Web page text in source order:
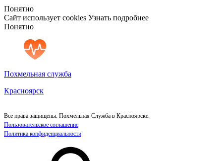
Понятно
Сайт использует cookies Узнать подробнее
Понятно
Похмельная служба
Красноярск
Все права защищены. Похмельная Служба в Красноярске.
Пользовательское соглашение
Политика конфиденциальности